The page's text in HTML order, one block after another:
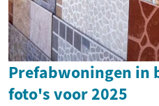
Prefabwoningen in
foto's voor 2025